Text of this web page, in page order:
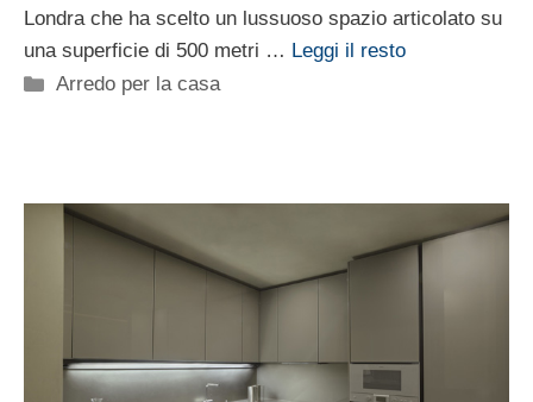
Londra che ha scelto un lussuoso spazio articolato su
una superficie di 500 metri … Leggi il resto
Categorie
Arredo per la casa